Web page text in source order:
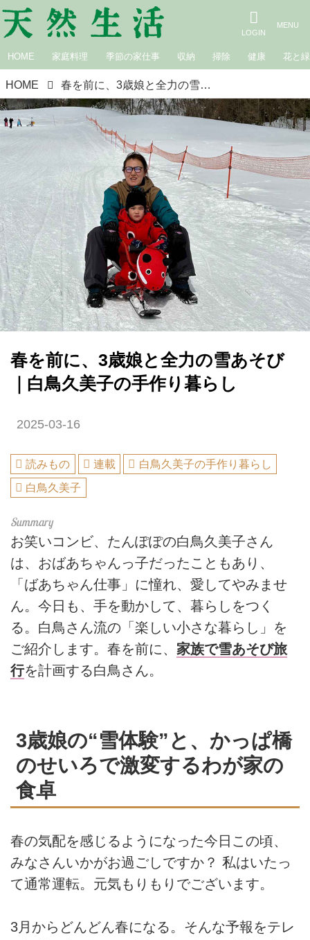
HOME 家庭料理 季節の家仕事 収納 掃除 健康 花と緑
HOME 春を前に、3歳娘と全力の雪あそび｜白鳥久美子の手作り暮らし
春を前に、3歳娘と全力の雪あそび
｜白鳥久美子の手作り暮らし
2025-03-16
読みもの 連載
白鳥久美子の手作り暮らし
白鳥久美子
お笑いコンビ、たんぽぽの白鳥久美子さん
は、おばあちゃんっ子だったこともあり、
「ばあちゃん仕事」に憧れ、愛してやみませ
ん。今日も、手を動かして、暮らしをつく
る。白鳥さん流の「楽しい小さな暮らし」を
ご紹介します。春を前に、 家族で雪あそび旅
行を計画する白鳥さん。
3歳娘の“雪体験”と、かっぱ橋
のせいろで激変するわが家の
食卓
春の気配を感じるようになった今日この頃、
みなさんいかがお過ごしですか？ 私はいたっ
て通常運転。元気もりもりでございます。
3月からどんどん春になる。そんな予報をテレ